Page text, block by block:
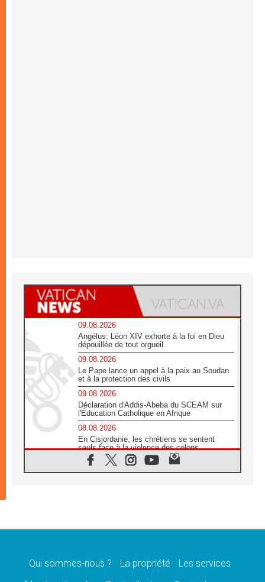
09.08.2026
Angélus: Léon XIV exhorte à la foi en Dieu
dépouillée de tout orgueil
09.08.2026
Le Pape lance un appel à la paix au Soudan
et à la protection des civils
09.08.2026
Déclaration d'Addis-Abeba du SCEAM sur
l'Éducation Catholique en Afrique
08.08.2026
En Cisjordanie, les chrétiens se sentent
seuls face à la violence des colons
08.08.2026
Léon XIV au sanctuaire de Notre Dame du
08.08.2026
08.08.2026
Qui sommes-nous ? La propriété
Les services